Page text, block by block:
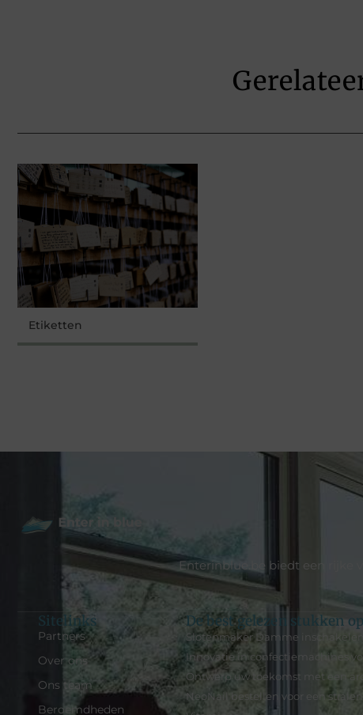
Etiketten
Enterinblue.be biedt een rijke
Sitelinks
Partners
Over ons
Ons team
Beroemdheden
De best gelezen stukken
Slotenmaker Damme inschakelen
Innovatie in confectiemachines
Ontwerp uw toekomst met een
NeoNail bestellen voor een